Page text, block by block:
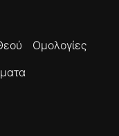
Ομολογίες